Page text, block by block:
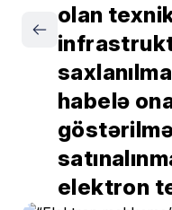
olan
habelə
elektron